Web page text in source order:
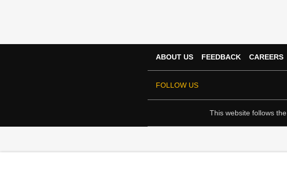
ABOUT US FEEDBACK CAREERS
FOLLOW US
This website follows the